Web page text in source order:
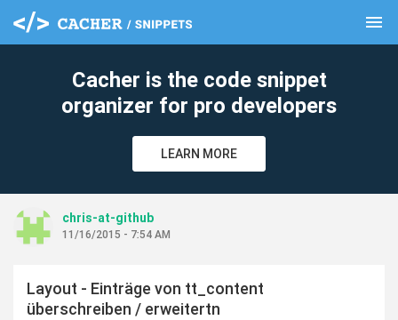
menu
Cacher is the code snippet
organizer for pro developers
LEARN MORE
chris-at-github
11/16/2015 - 7:54 AM
Layout - Einträge von tt_content
überschreiben / erweitertn
clear